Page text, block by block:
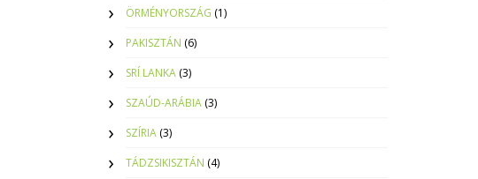
ÖRMÉNYORSZÁG (1)
PAKISZTÁN (6)
SRÍ LANKA (3)
SZAÚD-ARÁBIA (3)
SZÍRIA (3)
TÁDZSIKISZTÁN (4)